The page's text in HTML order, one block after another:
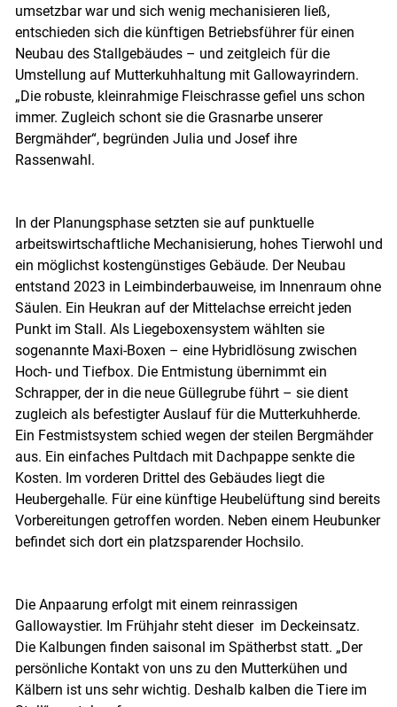
umsetzbar war und sich wenig mechanisieren ließ,
entschieden sich die künftigen Betriebsführer für einen
Neubau des Stallgebäudes – und zeitgleich für die
Umstellung auf Mutterkuhhaltung mit Gallowayrindern.
„Die robuste, kleinrahmige Fleischrasse gefiel uns schon
immer. Zugleich schont sie die Grasnarbe unserer
Bergmähder“, begründen Julia und Josef ihre
Rassenwahl.
In der Planungsphase setzten sie auf punktuelle
arbeitswirtschaftliche Mechanisierung, hohes Tierwohl und
ein möglichst kostengünstiges Gebäude. Der Neubau
entstand 2023 in Leimbinderbauweise, im Innenraum ohne
Säulen. Ein Heukran auf der Mittelachse erreicht jeden
Punkt im Stall. Als Liegeboxensystem wählten sie
sogenannte Maxi-Boxen – eine Hybridlösung zwischen
Hoch- und Tiefbox. Die Entmistung übernimmt ein
Schrapper, der in die neue Güllegrube führt – sie dient
zugleich als befestigter Auslauf für die Mutterkuhherde.
Ein Festmistsystem schied wegen der steilen Bergmähder
aus. Ein einfaches Pultdach mit Dachpappe senkte die
Kosten. Im vorderen Drittel des Gebäudes liegt die
Heubergehalle. Für eine künftige Heubelüftung sind bereits
Vorbereitungen getroffen worden. Neben einem Heubunker
befindet sich dort ein platzsparender Hochsilo.
Die Anpaarung erfolgt mit einem reinrassigen
Gallowaystier. Im Frühjahr steht dieser im Deckeinsatz.
Die Kalbungen finden saisonal im Spätherbst statt. „Der
persönliche Kontakt von uns zu den Mutterkühen und
Kälbern ist uns sehr wichtig. Deshalb kalben die Tiere im